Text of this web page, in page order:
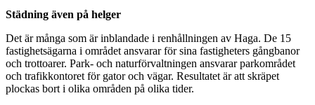
Städning även på helger
Det är många som är inblandade i renhållningen av Haga. De 15
fastighetsägarna i området ansvarar för sina fastigheters gångbanor
och trottoarer. Park- och naturförvaltningen ansvarar parkområdet
och trafikkontoret för gator och vägar. Resultatet är att skräpet
plockas bort i olika områden på olika tider.